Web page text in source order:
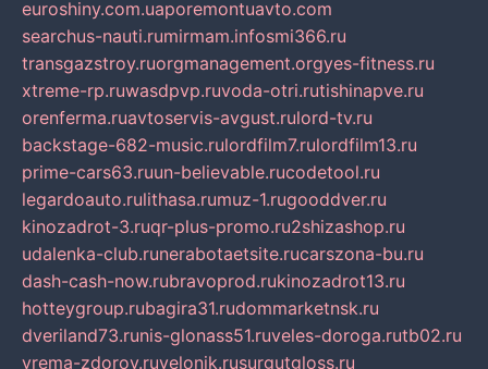
euroshiny.com.uaporemontuavto.com
searchus-nauti.rumirmam.infosmi366.ru
transgazstroy.ruorgmanagement.orgyes-fitness.ru
xtreme-rp.ruwasdpvp.ruvoda-otri.rutishinapve.ru
orenferma.ruavtoservis-avgust.rulord-tv.ru
backstage-682-music.rulordfilm7.rulordfilm13.ru
prime-cars63.ruun-believable.rucodetool.ru
legardoauto.rulithasa.rumuz-1.rugooddver.ru
kinozadrot-3.ruqr-plus-promo.ru2shizashop.ru
udalenka-club.runerabotaetsite.rucarszona-bu.ru
dash-cash-now.rubravoprod.rukinozadrot13.ru
hotteygroup.rubagira31.rudommarketnsk.ru
dveriland73.runis-glonass51.ruveles-doroga.rutb02.ru
vrema-zdorov.ruvelonik.rusurgutgloss.ru